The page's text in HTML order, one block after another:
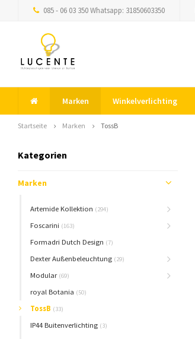
085 - 06 03 350 Whatsapp: 31850603350
Marken Winkelverlichting
Startseite Marken TossB
Kategorien
Marken
Artemide Kollektion (294)
Foscarini (163)
Formadri Dutch Design (7)
Dexter Außenbeleuchtung (29)
Modular (69)
royal Botania (50)
TossB (33)
IP44 Buitenverlichting (3)